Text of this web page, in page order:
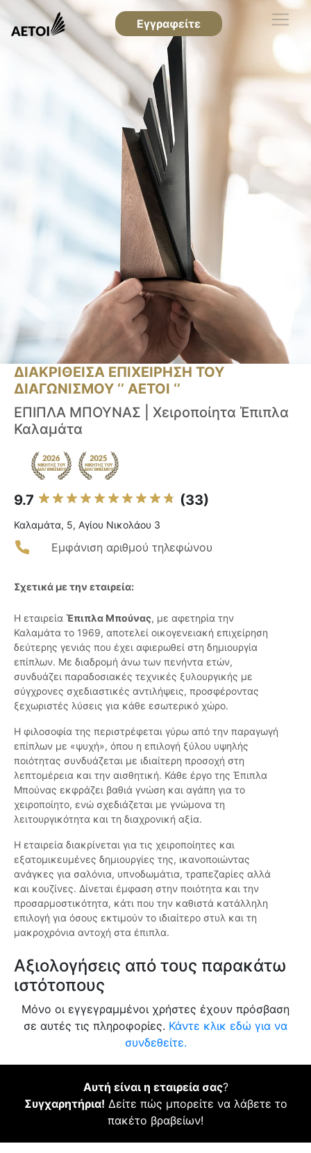
Εγγραφείτε
ΔΙΑΚΡΙΘΕΙΣΑ ΕΠΙΧΕΙΡΗΣΗ ΤΟΥ
ΔΙΑΓΩΝΙΣΜΟΥ ‘’ ΑΕΤΟΙ ‘’
ΕΠΙΠΛΑ ΜΠΟΥΝΑΣ | Χειροποίητα Έπιπλα
Καλαμάτα
9.7 (33)
Καλαμάτα, 5, Αγίου Νικολάου 3
Εμφάνιση αριθμού τηλεφώνου
Σχετικά με την εταιρεία:
Η εταιρεία Έπιπλα Μπούνας, με αφετηρία την
Καλαμάτα το 1969, αποτελεί οικογενειακή επιχείρηση
δεύτερης γενιάς που έχει αφιερωθεί στη δημιουργία
επίπλων. Με διαδρομή άνω των πενήντα ετών,
συνδυάζει παραδοσιακές τεχνικές ξυλουργικής με
σύγχρονες σχεδιαστικές αντιλήψεις, προσφέροντας
ξεχωριστές λύσεις για κάθε εσωτερικό χώρο.
Η φιλοσοφία της περιστρέφεται γύρω από την παραγωγή
επίπλων με «ψυχή», όπου η επιλογή ξύλου υψηλής
ποιότητας συνδυάζεται με ιδιαίτερη προσοχή στη
λεπτομέρεια και την αισθητική. Κάθε έργο της Έπιπλα
Μπούνας εκφράζει βαθιά γνώση και αγάπη για το
χειροποίητο, ενώ σχεδιάζεται με γνώμονα τη
λειτουργικότητα και τη διαχρονική αξία.
Η εταιρεία διακρίνεται για τις χειροποίητες και
εξατομικευμένες δημιουργίες της, ικανοποιώντας
ανάγκες για σαλόνια, υπνοδωμάτια, τραπεζαρίες αλλά
και κουζίνες. Δίνεται έμφαση στην ποιότητα και την
προσαρμοστικότητα, κάτι που την καθιστά κατάλληλη
επιλογή για όσους εκτιμούν το ιδιαίτερο στυλ και τη
μακροχρόνια αντοχή στα έπιπλα.
Αξιολογήσεις από τους παρακάτω
ιστότοπους
Μόνο οι εγγεγραμμένοι χρήστες έχουν πρόσβαση
σε αυτές τις πληροφορίες. Κάντε κλικ εδώ για να
συνδεθείτε.
Αυτή είναι η εταιρεία σας?
Συγχαρητήρια! Δείτε πώς μπορείτε να λάβετε το
πακέτο βραβείων!